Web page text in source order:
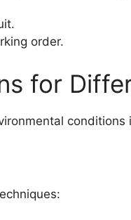
order.
for